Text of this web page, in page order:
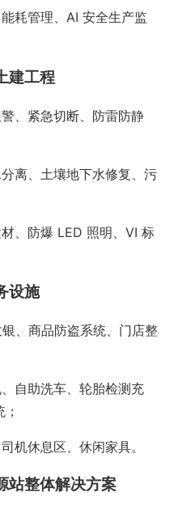
耗管理、 AI 安全生产监
建工程
、紧急切断、防雷防静
离、土壤地下水修复、污
、防爆 LED 照明、 VI 标
设施
、商品防盗系统、门店整
自助洗车、轮胎检测充
机休息区、休闲家具。
站整体解决方案